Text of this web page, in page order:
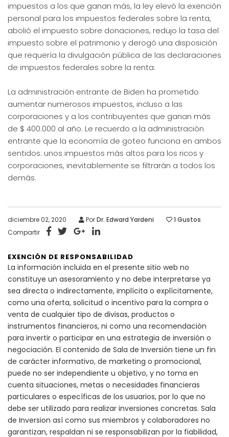
impuestos a los que ganan más, la ley elevó la exención
personal para los impuestos federales sobre la renta,
abolió el impuesto sobre donaciones, redujo la tasa del
impuesto sobre el patrimonio y derogó una disposición
que requería la divulgación pública de las declaraciones
de impuestos federales sobre la renta.
La administración entrante de Biden ha prometido
aumentar numerosos impuestos, incluso a las
corporaciones y a los contribuyentes que ganan más
de $ 400.000 al año. Le recuerdo a la administración
entrante que la economía de goteo funciona en ambos
sentidos: unos impuestos más altos para los ricos y
corporaciones, inevitablemente se filtrarán a todos los
demás.
diciembre 02, 2020 PorDr. Edward Yardeni 1 Gustos
Compartir
EXENCIÓN DE RESPONSABILIDAD
La información incluida en el presente sitio web no
constituye un asesoramiento y no debe interpretarse ya
sea directa o indirectamente, implícita o explícitamente,
como una oferta, solicitud o incentivo para la compra o
venta de cualquier tipo de divisas, productos o
instrumentos financieros, ni como una recomendación
para invertir o participar en una estrategia de inversión o
negociación. El contenido de Sala de Inversión tiene un fin
de carácter informativo, de marketing o promocional,
puede no ser independiente u objetivo, y no toma en
cuenta situaciones, metas o necesidades financieras
particulares o específicas de los usuarios, por lo que no
debe ser utilizado para realizar inversiones concretas. Sala
de Inversion así como sus miembros y colaboradores no
garantizan, respaldan ni se responsabilizan por la fiabilidad,